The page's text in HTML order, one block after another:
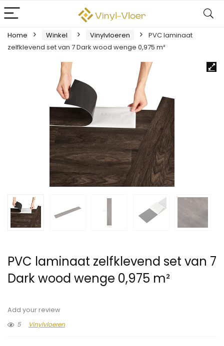
Home Winkel Vinylvloeren
PVC laminaat
zelfklevend set van 7 Dark wood wenge 0,975 m²
PVC laminaat zelfklevend set van 7
Dark wood wenge 0,975 m²
Add your review
5
Vinylvloeren